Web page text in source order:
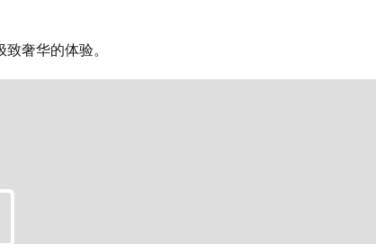
奢华的体验。